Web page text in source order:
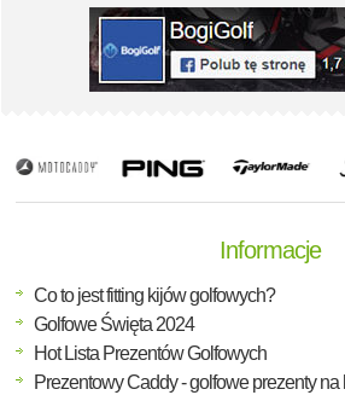
Informacje
Co to jest fitting kijów golfowych?
Golfowe Święta 2024
Hot Lista Prezentów Golfowych
Prezentowy Caddy - golfowe prezenty